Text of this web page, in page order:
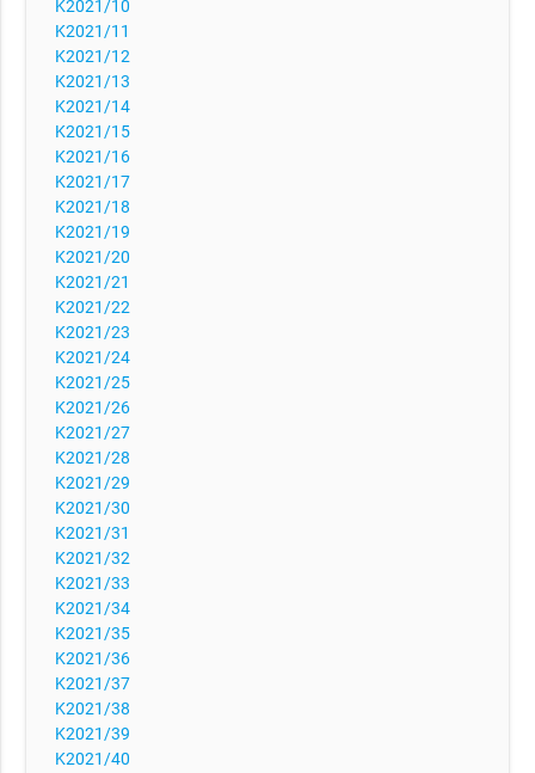
K2021/10
K2021/11
K2021/12
K2021/13
K2021/14
K2021/15
K2021/16
K2021/17
K2021/18
K2021/19
K2021/20
K2021/21
K2021/22
K2021/23
K2021/24
K2021/25
K2021/26
K2021/27
K2021/28
K2021/29
K2021/30
K2021/31
K2021/32
K2021/33
K2021/34
K2021/35
K2021/36
K2021/37
K2021/38
K2021/39
K2021/40